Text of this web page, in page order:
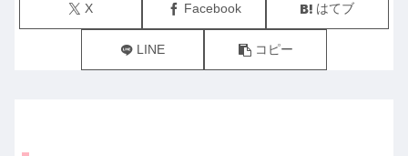
X Facebook はてブ
LINE コピー